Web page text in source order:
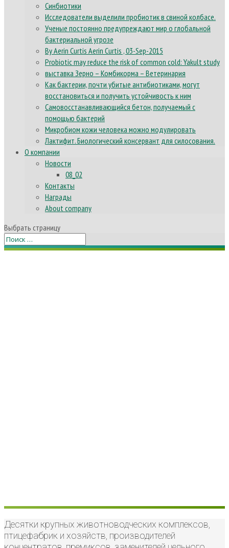
Синбиотики
Исследователи выделили пробиотик в свиной колбасе.
Ученые постоянно предупреждают мир о глобальной
бактериальной угрозе
By Aerin Curtis Aerin Curtis , 03-Sep-2015
Probiotic may reduce the risk of common cold: Yakult study
выставка Зерно – Комбикорма – Ветеринария
Как бактерии, почти убитые антибиотиками, могут
восстановиться и получить устойчивость к ним
Самовосстанавливающийся бетон, получаемый с
помощью бактерий
Микробиом кожи человека можно модулировать
Лактифит. Биологический консервант для силосования.
О компании
Новости
08_02
Контакты
Награды
About company
Выбрать страницу
Десятки крупных животноводческих комплексов,
птицефабрик и хозяйств, производителей